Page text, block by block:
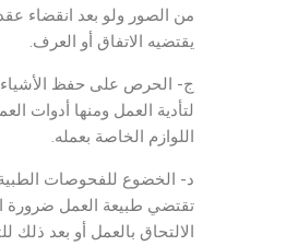
من الصور ولو بعد انقضاء
يقتضيه الاتفاق أو العرف.
ج- الحرص على حفظ الأشياء
لتأدية العمل ومنها أدوات
اللوازم الخاصة بعمله.
د- الخضوع للفحوصات الطبية
تقتضي طبيعة العمل ضرورة
الالتحاق بالعمل أو بعد ذلك